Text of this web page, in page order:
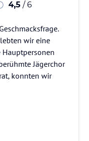
4,5 / 6
wir eine
Hauptpersonen
Jägerchor
konnten wir